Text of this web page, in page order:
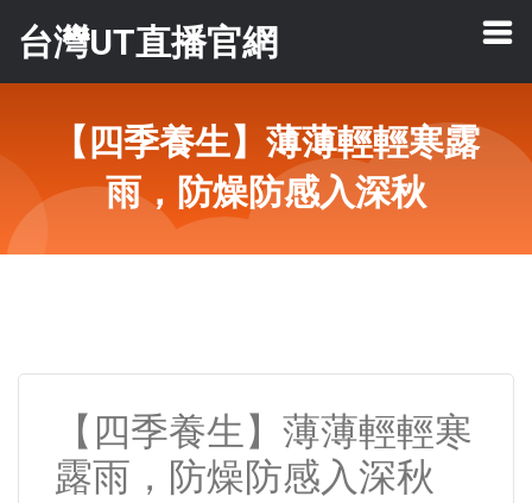
台灣UT直播官網
【四季養生】薄薄輕輕寒露
雨，防燥防感入深秋
【四季養生】薄薄輕輕寒
露雨，防燥防感入深秋